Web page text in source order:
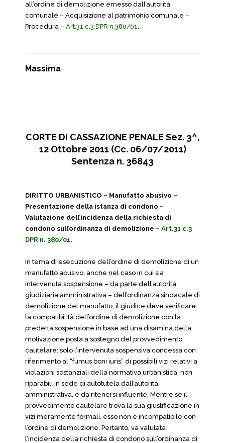
all’ordine di demolizione emesso dall’autorità
comunale – Acquisizione al patrimonio comunale –
Procedura – Art.31 c.3 DPR n.380/01.
Massima
CORTE DI CASSAZIONE PENALE Sez. 3^,
12 Ottobre 2011 (Cc. 06/07/2011)
Sentenza n. 36843
DIRITTO URBANISTICO – Manufatto abusivo –
Presentazione della istanza di condono –
Valutazione dell’incidenza della richiesta di
condono sull’ordinanza di demolizione – Art.31 c.3
DPR n. 380/01.
In tema di esecuzione dell’ordine di demolizione di un
manufatto abusivo, anche nel caso in cui sia
intervenuta sospensione – da parte dell’autorità
giudiziaria amministrativa – dell’ordinanza sindacale di
demolizione del manufatto, il giudice deve verificare
la compatibilità dell’ordine di demolizione con la
predetta sospensione in base ad una disamina della
motivazione posta a sostegno del provvedimento
cautelare: solo l’intervenuta sospensiva concessa con
riferimento al “fumus boni iuris” di possibili vizi relativi a
violazioni sostanziali della normativa urbanistica, non
riparabili in sede di autotutela dall’autorità
amministrativa, è da ritenersi influente. Mentre se il
provvedimento cautelare trova la sua giustificazione in
vizi meramente formali, esso non è incompatibile con
l’ordine di demolizione. Pertanto, va valutata
l’incidenza della richiesta di condono sull’ordinanza di